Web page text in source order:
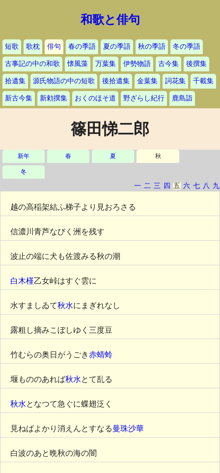
和歌と俳句
短歌 歌枕 俳句 春の季語 夏の季語 秋の季語 冬の季語
古事記の中の和歌 懐風藻 万葉集 伊勢物語 古今集 後撰集
拾遺集 源氏物語の中の短歌 後拾遺集 金葉集 詞花集 千載集
新古今集 新勅撰集 おくのほそ道 野ざらし紀行 鹿島詣
篠田悌二郎
新年 春 夏 秋
冬
一 二 三 四 五 六 七 八 九
越の高稲架結ふ梯子より見おろさる
信濃川青芦なびく洲を残す
波止の端に犬も佐渡みる秋の潮
白木槿乙女峠はすぐ雲に
水すましゐて秋水にまぎれなし
露粗し摘みこぼしゆく三度豆
竹むらの奥日がうごき赤蜻蛉
堰もののあれば秋水とて乱る
秋水となつて急ぐに蝶翅泛く
見ねばよかり消えんとすなる曼珠沙華
白波のあと晩秋の海の闇